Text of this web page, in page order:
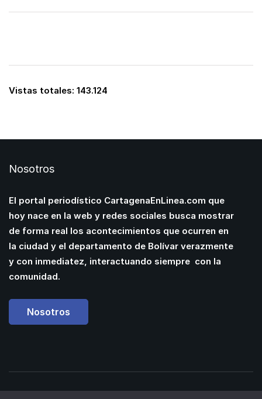
Vistas totales: 143.124
Nosotros
El portal periodístico CartagenaEnLinea.com que
hoy nace en la web y redes sociales busca mostrar
de forma real los acontecimientos que ocurren en
la ciudad y el departamento de Bolívar verazmente
y con inmediatez, interactuando siempre con la
comunidad.
Nosotros